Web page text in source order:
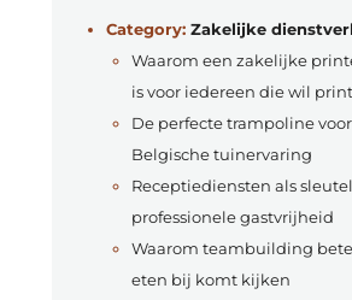
Category:Zakelijke
Waarom een zakelijke
is voor iedereen die wil
De perfecte trampoline
Belgische tuinervaring
Receptiediensten als
professionele gastvrijheid
Waarom teambuilding
eten bij komt kijken